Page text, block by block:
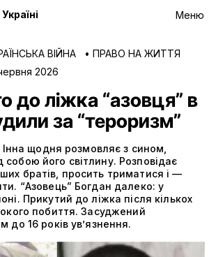
Меню
ВІЙНА • ПРАВО НА ЖИТТЯ
2026
до ліжка “азовця” в
за “тероризм”
Інна щодня розмовляє з сином,
його світлину. Розповідає
братів, просить триматися і —
“Азовець” Богдан далеко: у
Прикутий до ліжка після кількох
побиття. Засуджений
до 16 років ув’язнення.